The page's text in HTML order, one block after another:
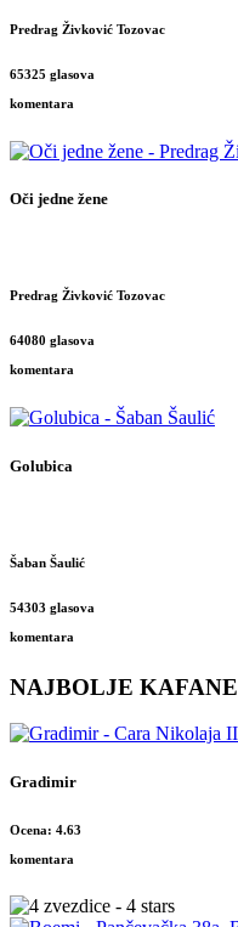
Predrag Živković Tozovac
65325 glasova
komentara
Oči jedne žene
Predrag Živković Tozovac
64080 glasova
komentara
Golubica
Šaban Šaulić
54303 glasova
komentara
NAJBOLJE KAFANE
Gradimir
Ocena: 4.63
komentara